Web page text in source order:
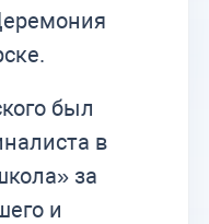
был
в
за
и